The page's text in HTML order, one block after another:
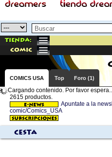
Tienda:
comic
COMICS USA Top Foro (1)
Cargando contenido. Por favor
2615 productos.
Apuntate a la
comic/Comics_USA
Cesta